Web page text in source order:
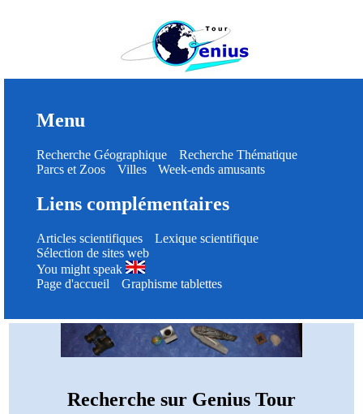
Menu
Recherche Géographique
Recherche Thématique
Parcs et Zoos
Villes Week-ends amusants
Liens complémentaires
Articles scientifiques
Lexique scientifique
Sélection de sites web
You might speak
Page d'accueil
Graphisme tablettes
Recherche sur Genius Tour